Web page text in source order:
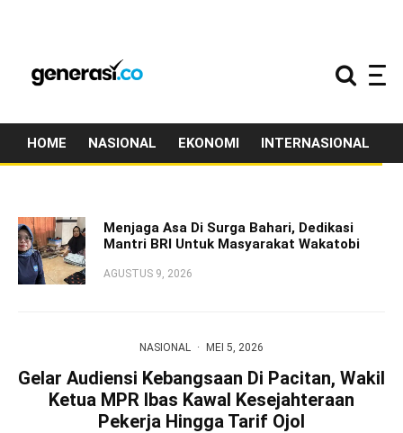
HOME NASIONAL EKONOMI INTERNASIONAL
Menjaga Asa Di Surga Bahari, Dedikasi
Mantri BRI Untuk Masyarakat Wakatobi
AGUSTUS 9, 2026
NASIONAL · MEI 5, 2026
Gelar Audiensi Kebangsaan Di Pacitan, Wakil
Ketua MPR Ibas Kawal Kesejahteraan
Pekerja Hingga Tarif Ojol